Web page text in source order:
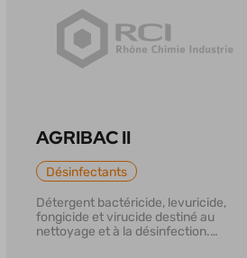
AGRIBAC II
Désinfectants
Détergent bactéricide, levuricide,
fongicide et virucide destiné au
nettoyage et à la désinfection.